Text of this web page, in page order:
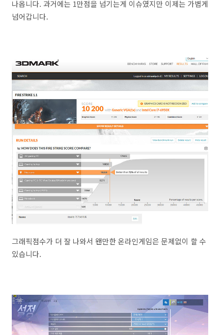
나옵니다. 과거에는 1만점을 넘기는게 이슈였지만 이제는 가볍게
넘어갑니다.
그래픽점수가 더 잘 나와서 왠만한 온라인게임은 문제없이 할 수
있습니다.